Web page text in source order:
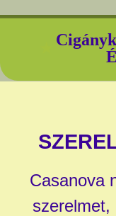
Cigánykártya
Casanova